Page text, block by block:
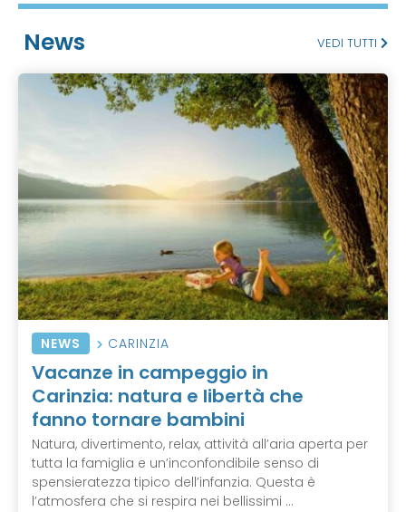
News VEDI TUTTI
NEWS CARINZIA
Vacanze in campeggio in
Carinzia: natura e libertà che
fanno tornare bambini
Natura, divertimento, relax, attività all’aria aperta per
tutta la famiglia e un’inconfondibile senso di
spensieratezza tipico dell’infanzia. Questa è
l’atmosfera che si respira nei bellissimi ...